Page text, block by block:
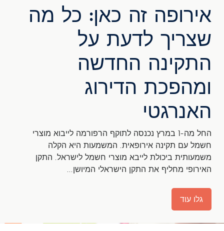
אירופה זה כאן: כל מה
שצריך לדעת על
התקינה החדשה
ומהפכת הדירוג
האנרגטי
החל מה-1 במרץ נכנסה לתוקף הרפורמה לייבוא מוצרי
חשמל עם תקינה אירופאית. המשמעות היא הקלה
משמעותית ביכולת לייבא מוצרי חשמל לישראל. התקן
האירופי מחליף את התקן הישראלי המיושן...
גלו עוד